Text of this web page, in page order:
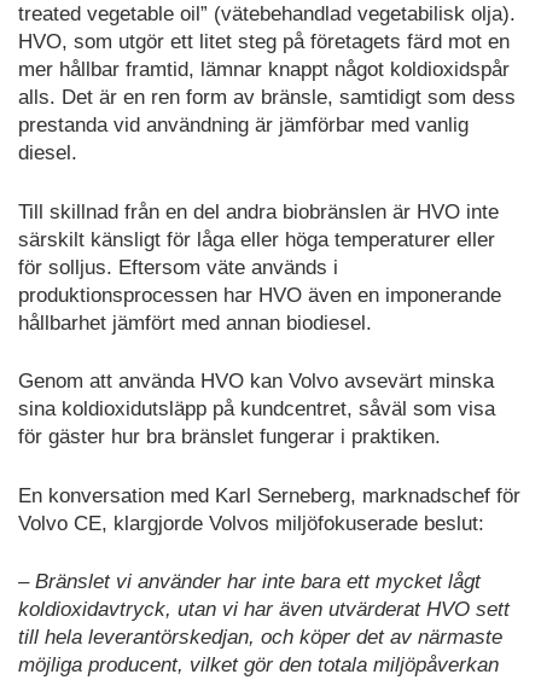
treated vegetable oil” (vätebehandlad vegetabilisk olja).
HVO, som utgör ett litet steg på företagets färd mot en
mer hållbar framtid, lämnar knappt något koldioxidspår
alls. Det är en ren form av bränsle, samtidigt som dess
prestanda vid användning är jämförbar med vanlig
diesel.
Till skillnad från en del andra biobränslen är HVO inte
särskilt känsligt för låga eller höga temperaturer eller
för solljus. Eftersom väte används i
produktionsprocessen har HVO även en imponerande
hållbarhet jämfört med annan biodiesel.
Genom att använda HVO kan Volvo avsevärt minska
sina koldioxidutsläpp på kundcentret, såväl som visa
för gäster hur bra bränslet fungerar i praktiken.
En konversation med Karl Serneberg, marknadschef för
Volvo CE, klargjorde Volvos miljöfokuserade beslut:
– Bränslet vi använder har inte bara ett mycket lågt
koldioxidavtryck, utan vi har även utvärderat HVO sett
till hela leverantörskedjan, och köper det av närmaste
möjliga producent, vilket gör den totala miljöpåverkan